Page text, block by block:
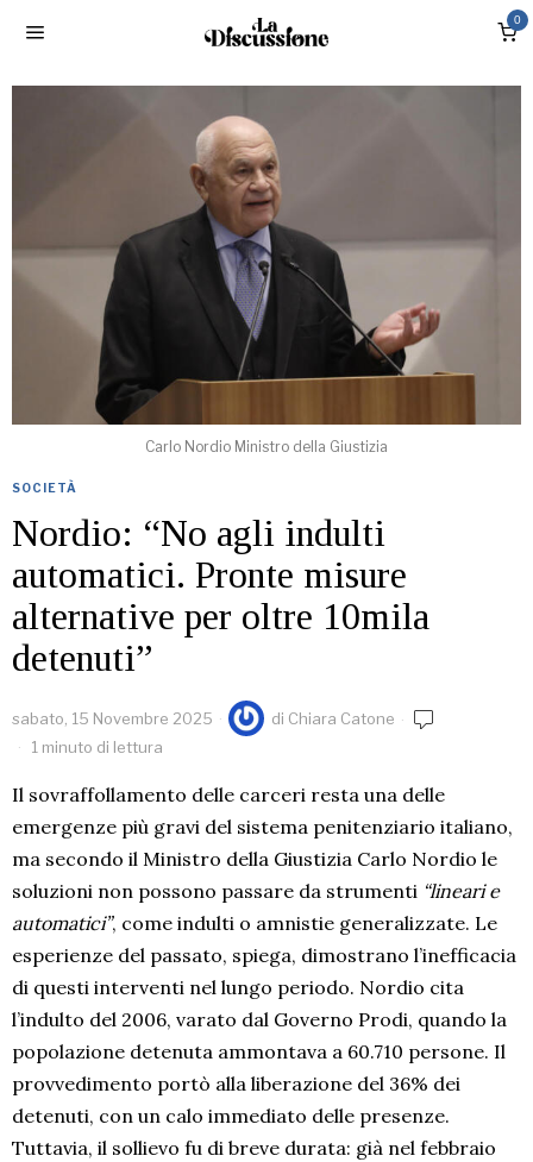
0
Carlo Nordio Ministro della Giustizia
SOCIETÀ
Nordio: “No agli indulti
automatici. Pronte misure
alternative per oltre 10mila
detenuti”
sabato, 15 Novembre 2025 di Chiara Catone
1 minuto di lettura
Il sovraffollamento delle carceri resta una delle
emergenze più gravi del sistema penitenziario italiano,
ma secondo il Ministro della Giustizia Carlo Nordio le
soluzioni non possono passare da strumenti “lineari e
automatici”, come indulti o amnistie generalizzate. Le
esperienze del passato, spiega, dimostrano l’inefficacia
di questi interventi nel lungo periodo. Nordio cita
l’indulto del 2006, varato dal Governo Prodi, quando la
popolazione detenuta ammontava a 60.710 persone. Il
provvedimento portò alla liberazione del 36% dei
detenuti, con un calo immediato delle presenze.
Tuttavia, il sollievo fu di breve durata: già nel febbraio